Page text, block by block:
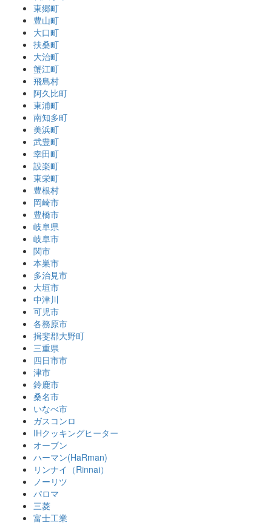
東郷町
豊山町
大口町
扶桑町
大治町
蟹江町
飛島村
阿久比町
東浦町
南知多町
美浜町
武豊町
幸田町
設楽町
東栄町
豊根村
岡崎市
豊橋市
岐阜県
岐阜市
関市
本巣市
多治見市
大垣市
中津川
可児市
各務原市
揖斐郡大野町
三重県
四日市市
津市
鈴鹿市
桑名市
いなべ市
ガスコンロ
IHクッキングヒーター
オーブン
ハーマン(HaRman)
リンナイ（Rinnai）
ノーリツ
パロマ
三菱
富士工業